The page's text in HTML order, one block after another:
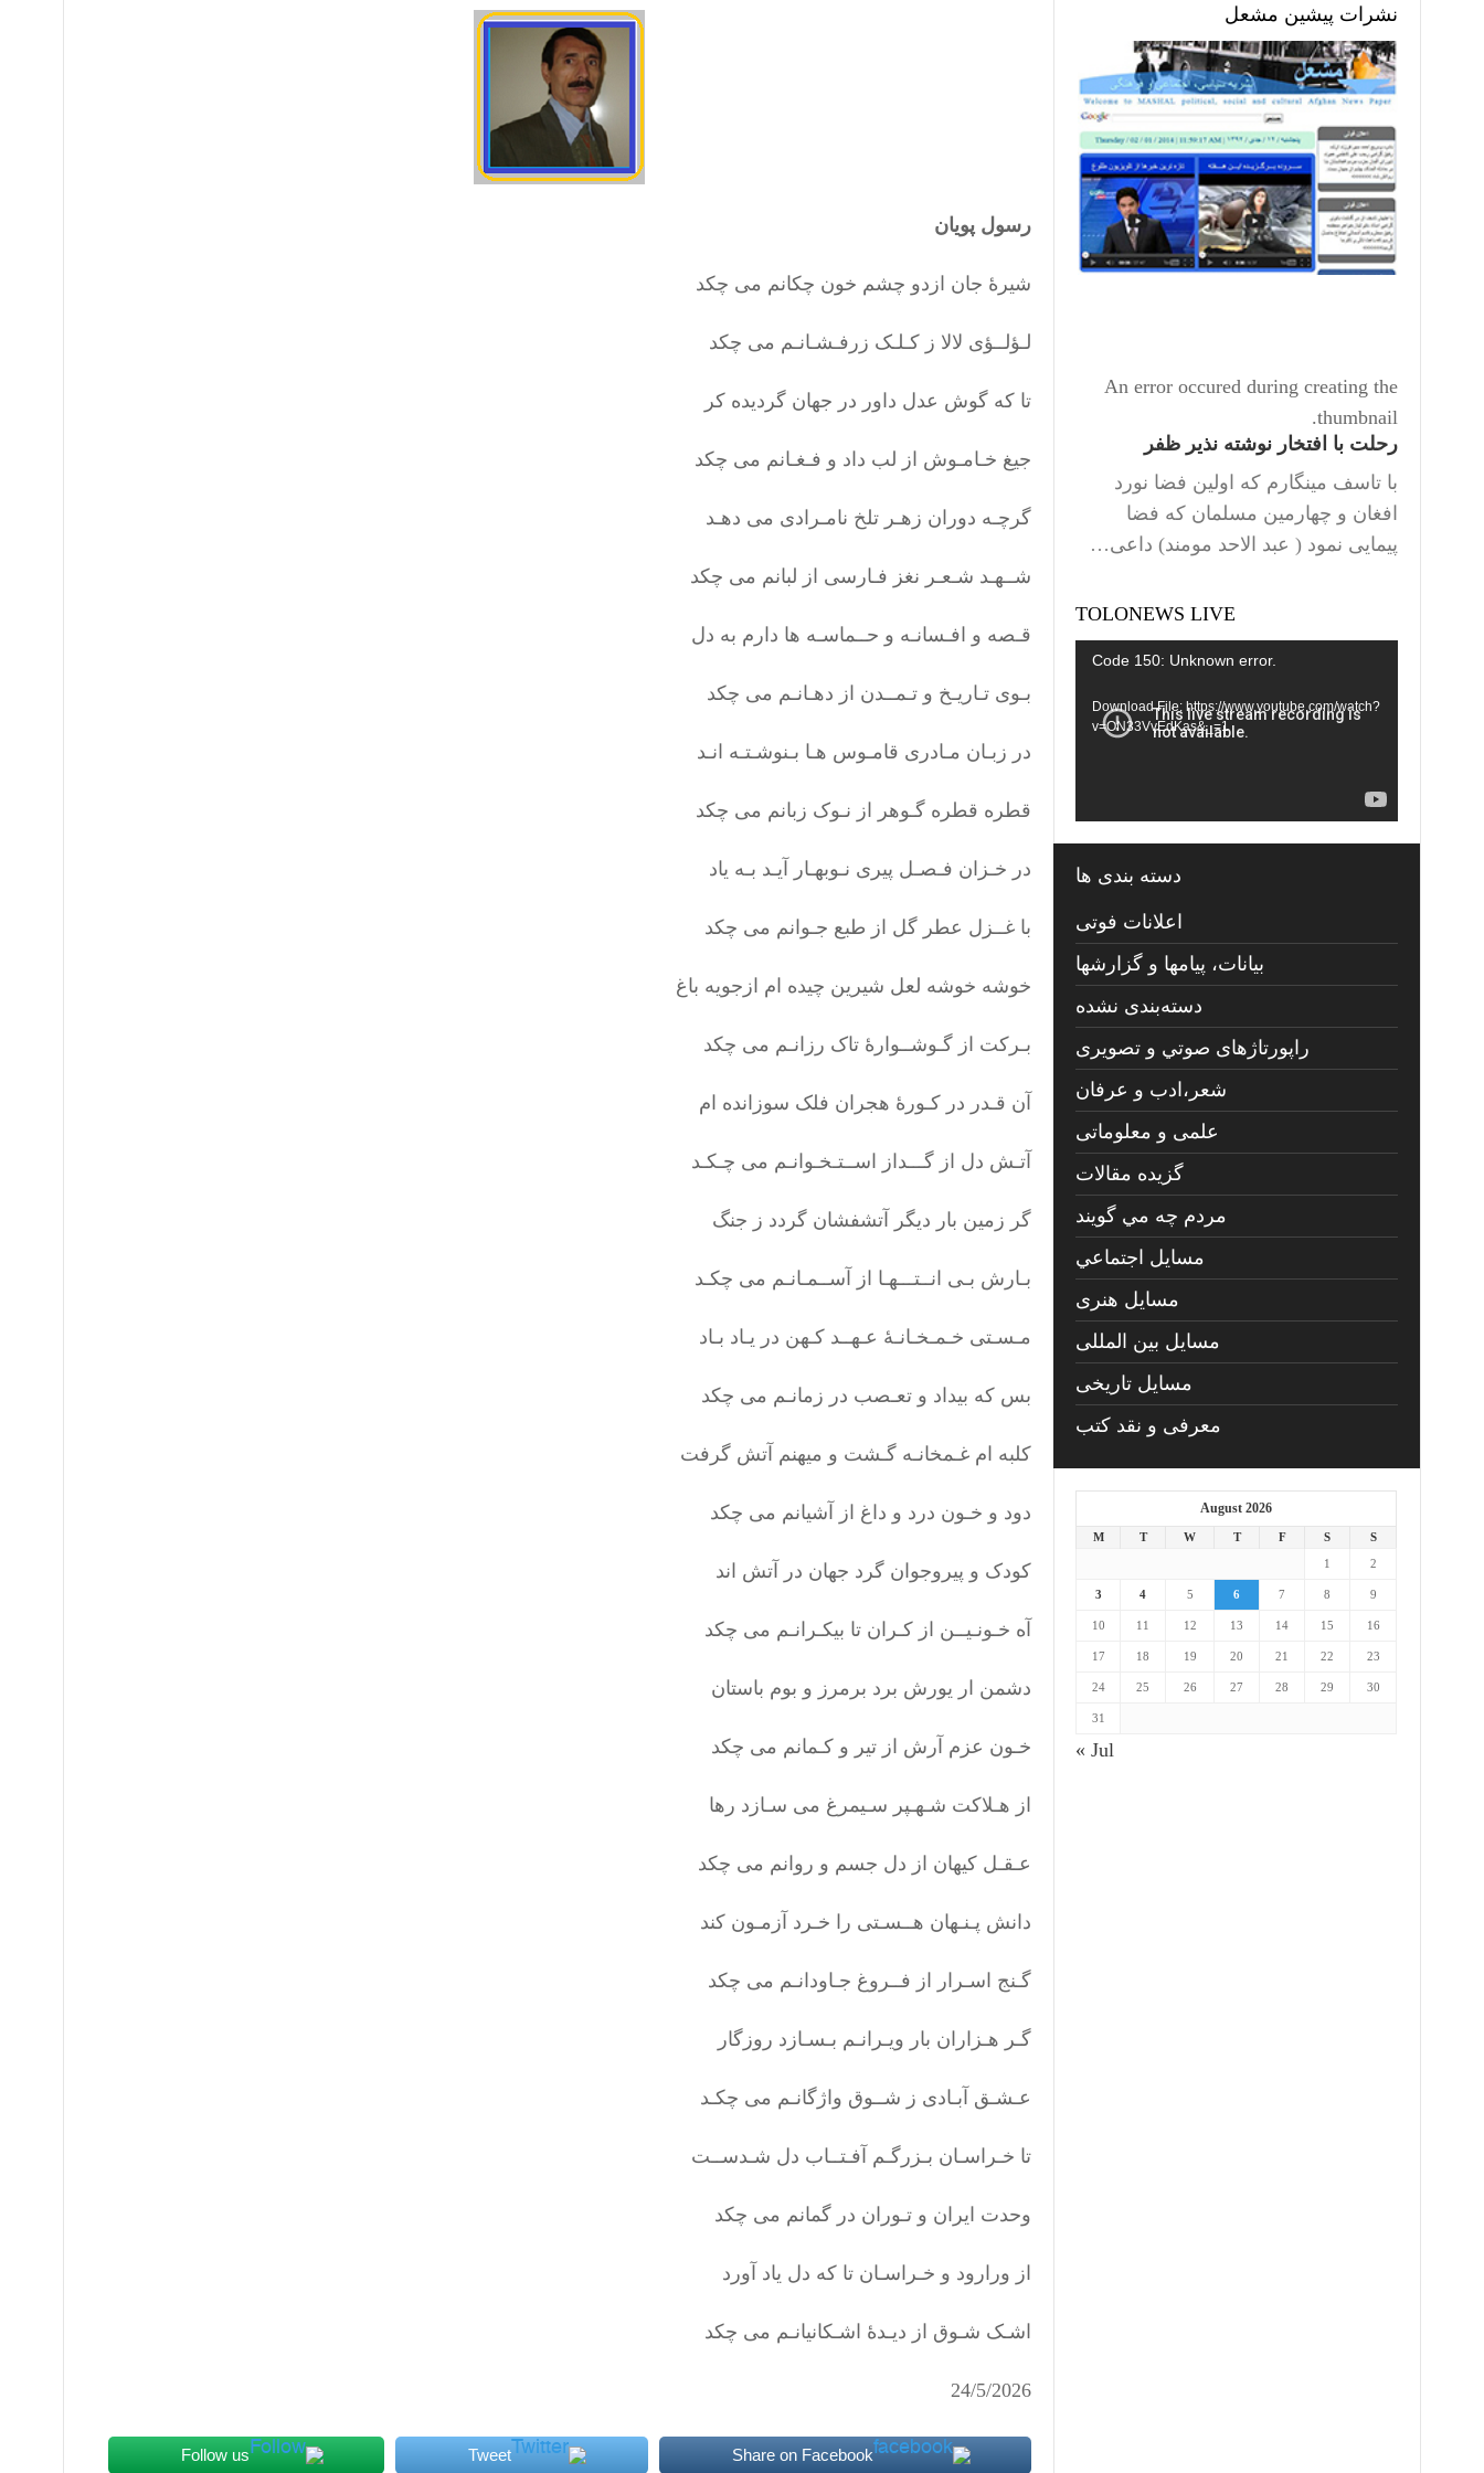
رسول پویان
شیرۀ جان ازدو چشم خون چکانم می چکد
لـؤلــؤی لالا ز کـلـک زرفـشـانـم می چکد
تا که گوش عدل داور در جهان گردیده کر
جیغ خـامـوش از لب داد و فـغـانم می چکد
گرچـه دوران زهـر تلخ نامـرادی می دهـد
شــهـد شـعـر نغز فـارسی از لبانم می چکد
قـصه و افـسانـه و حــماسـه ها دارم به دل
بـوی تـاریـخ و تـمــدن از دهـانـم می چکد
در زبـان مـادری قامـوس هـا بـنوشـتـه انـد
قطره قطره گـوهر از نـوک زبانم می چکد
در خـزان فـصـل پیری نـوبهـار آیـد بـه یاد
با غــزل عطر گل از طبع جـوانم می چکد
خوشه خوشه لعل شیرین چیده ام ازجویه باغ
بـرکت از گـوشــوارۀ تاک رزانـم می چکد
آن قـدر در کـورۀ هجران فلک سوزانده ام
آتـش دل از گـــداز اســتـخـوانـم می چـکـد
گر زمین بار دیگر آتشفشان گردد ز جنگ
بـارش بـی انــتـــهـا از آســمـانـم می چکـد
مـسـتی خـمـخـانـۀ عـهــد کـهن در یـاد بـاد
بس که بیداد و تعـصب در زمانـم می چکد
کلبه ام غـمخانـه گـشت و میهنم آتش گرفت
دود و خـون درد و داغ از آشیانم می چکد
کودک و پیروجوان گرد جهان در آتش اند
آه خـونـیــن از کـران تا بیکـرانـم می چکد
دشمن ار یورش برد برمرز و بوم باستان
خـون عزم آرش از تیر و کـمانم می چکد
از هـلاکت شـهـپر سـیمرغ می سـازد رها
عـقـل کیهان از دل جسم و روانم می چکد
دانش پـنـهان هــسـتی را خـرد آزمـون کند
گـنج اسـرار از فــروغ جـاودانـم می چکد
گـر هـزاران بار ویـرانـم بـسـازد روزگار
عـشـق آبـادی ز شــوق واژگانـم می چکـد
تا خـراسـان بـزرگـم آفـتــاب دل شـدســت
وحدت ایران و تـوران در گمانم می چکد
از ورارود و خـراسـان تا که دل یاد آورد
اشـک شـوق از دیـدۀ اشـکانیانـم می چکد
24/5/2026
Share on Facebook
Tweet
Follow us
نشرات پیشین مشعل
An error occured during creating the
thumbnail.
رحلت با افتخار نوشته نذیر ظفر
با تاسف مینگارم که اولین فضا نورد
افغان و چهارمین مسلمان که فضا
پیمایی نمود ( عبد الاحد مومند) داعی…
TOLONEWS LIVE
Video
Code 150: Unknown error.
Download File: https://www.youtube.com/watch?
v=ON33VvEdKas&_=1
دسته بندی ها
اعلانات فوتی
بیانات، پیامها و گزارشها
دسته‌بندی نشده
راپورتاژهای صوتي و تصويری
شعر،ادب و عرفان
علمی و معلوماتی
گزیده مقالات
مردم چه مي گويند
مسايل اجتماعي
مسايل هنری
مسایل بین المللی
مسایل تاریخی
معرفی و نقد کتب
August 2026
M T W T F S
S
1
2
3 4 5 6 7 8 9
10 11 12 13 14 15 16
17 18 19 20 21 22 23
24 25 26 27 28 29 30
31
« Jul